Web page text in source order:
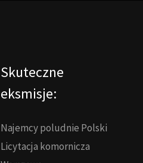
Skuteczne
eksmisje:
Najemcy poludnie Polski
Licytacja komornicza